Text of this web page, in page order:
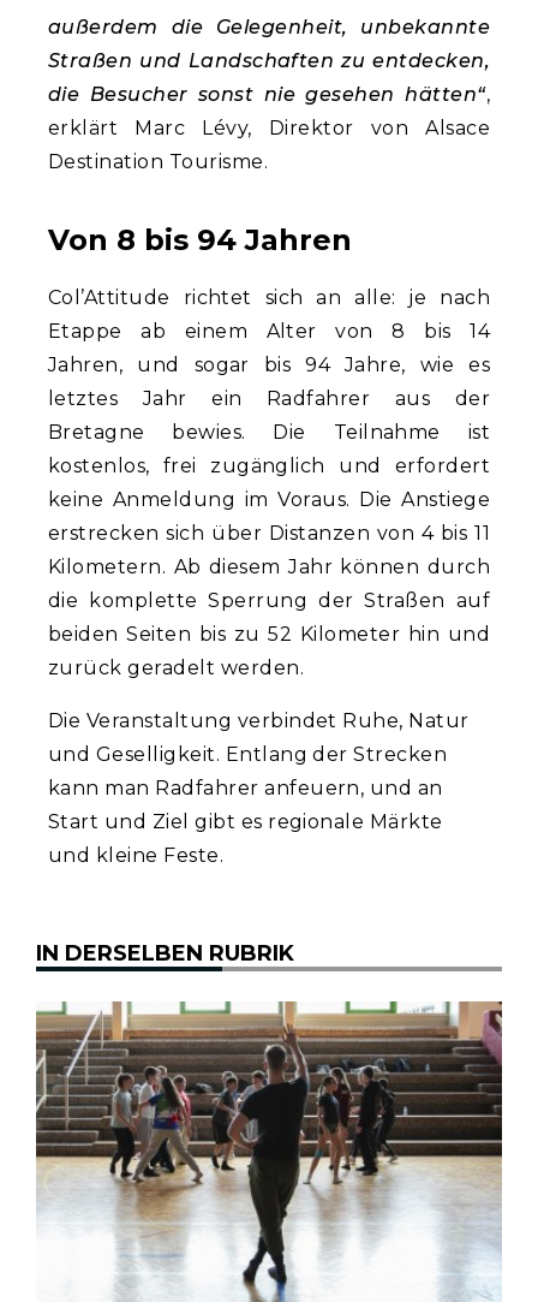
außerdem die Gelegenheit, unbekannte
Straßen und Landschaften zu entdecken,
die Besucher sonst nie gesehen hätten“,
erklärt Marc Lévy, Direktor von Alsace
Destination Tourisme.
Von 8 bis 94 Jahren
Col’Attitude richtet sich an alle: je nach
Etappe ab einem Alter von 8 bis 14
Jahren, und sogar bis 94 Jahre, wie es
letztes Jahr ein Radfahrer aus der
Bretagne bewies. Die Teilnahme ist
kostenlos, frei zugänglich und erfordert
keine Anmeldung im Voraus. Die Anstiege
erstrecken sich über Distanzen von 4 bis 11
Kilometern. Ab diesem Jahr können durch
die komplette Sperrung der Straßen auf
beiden Seiten bis zu 52 Kilometer hin und
zurück geradelt werden.
Die Veranstaltung verbindet Ruhe, Natur
und Geselligkeit. Entlang der Strecken
kann man Radfahrer anfeuern, und an
Start und Ziel gibt es regionale Märkte
und kleine Feste.
IN DERSELBEN RUBRIK